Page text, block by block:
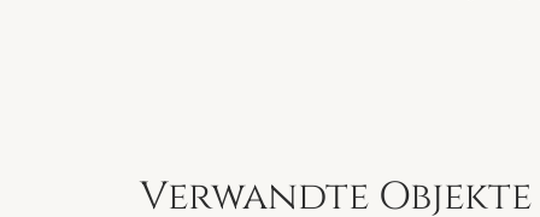
Verwandte Objekte